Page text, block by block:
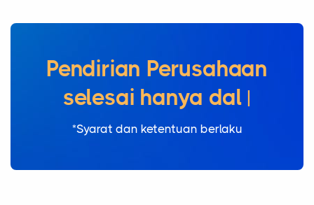
Pendirian Perusahaan
selesa |
*Syarat dan ketentuan berlaku